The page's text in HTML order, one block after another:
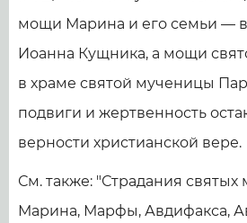
мощи Марина и его семьи — в
Иоанна Кущника, а мощи
в храме святой мученицы
подвиги и жертвенность
верности христианской вере.
См. также: "Страдания святых
Марина, Марфы, Авдифакса,